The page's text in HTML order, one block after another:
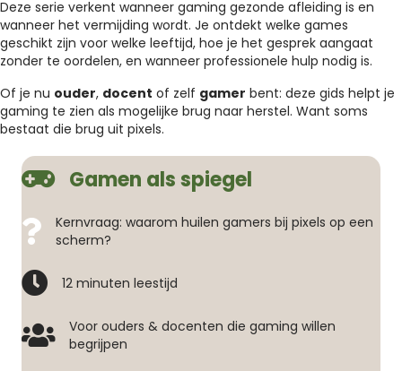
Deze serie verkent wanneer gaming gezonde afleiding is en
wanneer het vermijding wordt. Je ontdekt welke games
geschikt zijn voor welke leeftijd, hoe je het gesprek aangaat
zonder te oordelen, en wanneer professionele hulp nodig is.
Of je nu ouder, docent of zelf gamer bent: deze gids helpt je
gaming te zien als mogelijke brug naar herstel. Want soms
bestaat die brug uit pixels.
Gamen als spiegel
Kernvraag: waarom huilen gamers bij pixels op een
scherm?
12 minuten leestijd
Voor ouders & docenten die gaming willen
begrijpen